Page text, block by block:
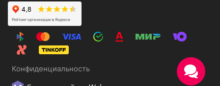
Конфиденциальность